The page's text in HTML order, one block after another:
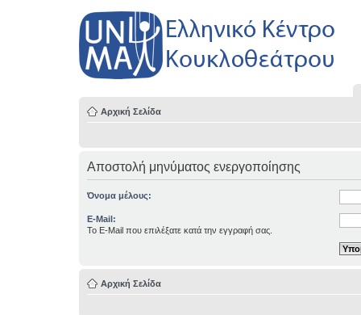
Αρχική Σελίδα
Αποστολή μηνύματος ενεργοποίησης
Όνομα μέλους:
E-Mail:
Το E-Mail που επιλέξατε κατά την εγγραφή σας.
Αρχική Σελίδα